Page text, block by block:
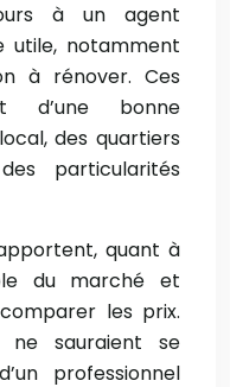
à un agent
utile, notamment
à rénover. Ces
d’une bonne
des quartiers
particularités
quant à
du marché et
les prix.
ne sauraient se
professionnel